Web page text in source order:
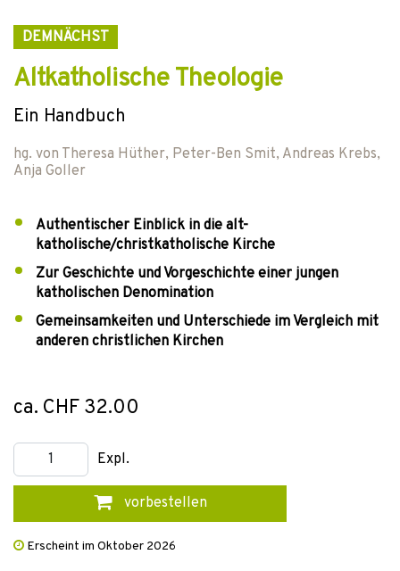
DEMNÄCHST
Altkatholische Theologie
Ein Handbuch
hg. von Theresa Hüther, Peter-Ben Smit, Andreas Krebs,
Anja Goller
Authentischer Einblick in die alt-
katholische/christkatholische Kirche
Zur Geschichte und Vorgeschichte einer jungen
katholischen Denomination
Gemeinsamkeiten und Unterschiede im Vergleich mit
anderen christlichen Kirchen
ca. CHF 32.00
Expl.
vorbestellen
Erscheint im Oktober 2026